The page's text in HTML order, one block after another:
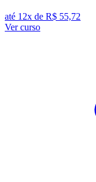
até 12x de R$ 55,72
Ver curso